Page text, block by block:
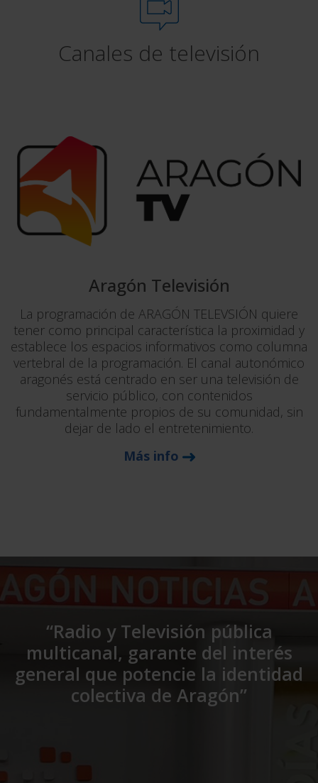
Canales de televisión
Aragón Televisión
La programación de ARAGÓN TELEVSIÓN quiere
tener como principal característica la proximidad y
establece los espacios informativos como columna
vertebral de la programación. El canal autonómico
aragonés está centrado en ser una televisión de
servicio público, con contenidos
fundamentalmente propios de su comunidad, sin
dejar de lado el entretenimiento.
Más info
“Radio y Televisión pública
multicanal, garante del interés
general que potencie la identidad
colectiva de Aragón”